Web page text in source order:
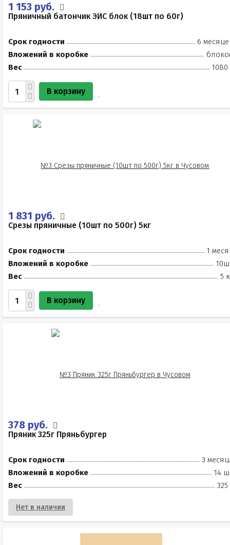
1 153 руб.
Пряничный батончик ЭЙС блок (18шт по 60г)
Срок годности
6
Вложений в коробке
Вес
1080
В корзину
1 831 руб.
Срезы пряничные (10шт по 500г) 5кг
Срок годности
1
Вложений в коробке
Вес
5
В корзину
378 руб.
Пряник 325г Пряньбургер
Срок годности
3
Вложений в коробке
14
Вес
325
Нет в наличии